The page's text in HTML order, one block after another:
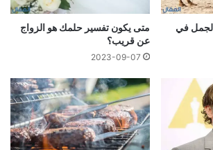
في
متى يكون تفسير حلمك هو الزواج
عن قريب؟
2023-09-07